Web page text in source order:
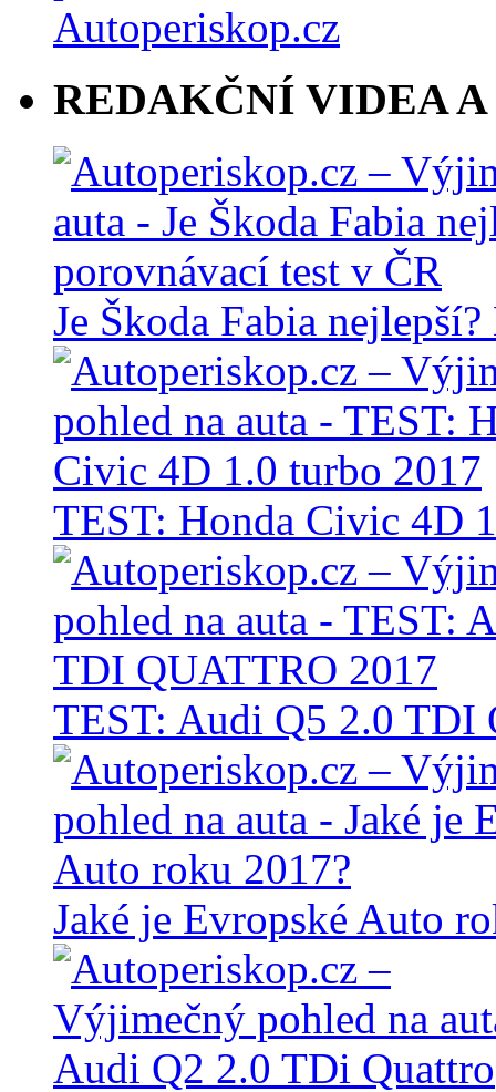
REDAKČNÍ VIDEA A
Je Škoda Fabia
TEST: Honda Civic 4D
TEST: Audi Q5 2.0 TDI
Jaké je Evropské Auto